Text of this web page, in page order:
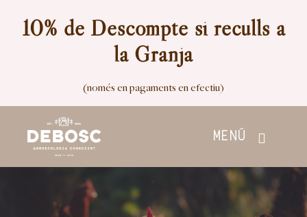
10% de Descompte si reculls a
la Granja
(només en pagaments en efectiu)
MENÚ